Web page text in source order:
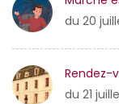
du 20
Rendez-
du 21